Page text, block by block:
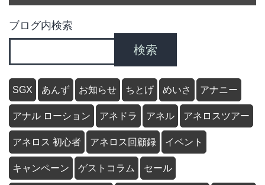
ブログ内検索
検索
SGX あんず お知らせ ちとげ めいさ アナニー
アナル ローション アネドラ アネル アネロスツアー
アネロス 初心者 アネロス回顧録 イベント
キャンペーン ゲストコラム セール